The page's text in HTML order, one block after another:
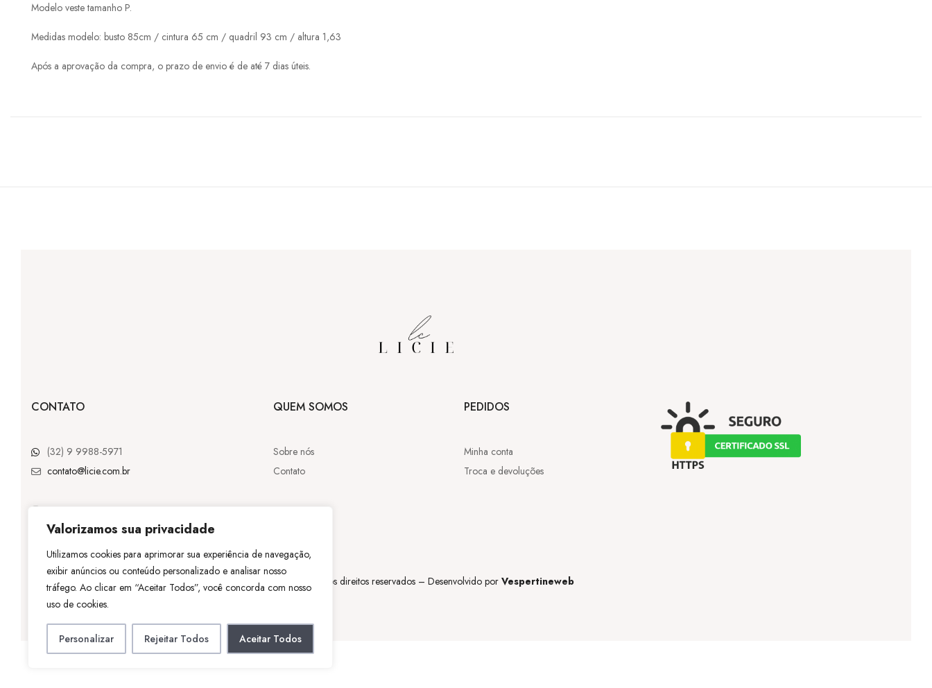
Valorizamos sua privacidade
Utilizamos cookies para aprimorar sua experiência de navegação,
exibir anúncios ou conteúdo personalizado e analisar nosso
tráfego. Ao clicar em “Aceitar Todos”, você concorda com nosso
uso de cookies.
Personalizar Rejeitar Todos Aceitar Todos
Modelo veste tamanho P.
Medidas modelo: busto 85cm / cintura 65 cm / quadril 93 cm / altura 1,63
Após a aprovação da compra, o prazo de envio é de até 7 dias úteis.
CONTATO
(32) 9 9988-5971
contato@licie.com.br
@licie.lc
QUEM SOMOS
Sobre nós
Contato
PEDIDOS
Minha conta
Troca e devoluções
© – Todos os direitos reservados – Desenvolvido por Vespertineweb